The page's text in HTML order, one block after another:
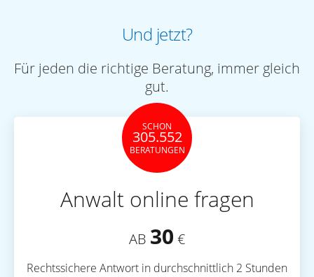
Und jetzt?
Für jeden die richtige Beratung, immer gleich
gut.
SCHON
305.552
BERATUNGEN
Anwalt online fragen
AB 30 €
Rechtssichere Antwort in durchschnittlich 2 Stunden